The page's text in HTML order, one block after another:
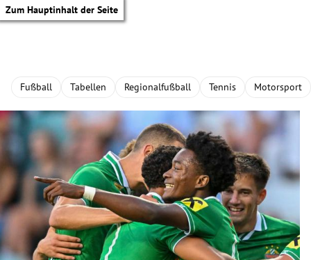
Zum Hauptinhalt der Seite
Fußball Tabellen Regionalfußball Tennis Motorsport